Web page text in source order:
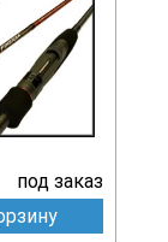
под заказ